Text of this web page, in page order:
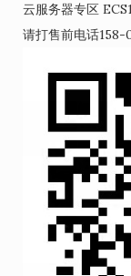
云服务器专区
请打售前电话158-